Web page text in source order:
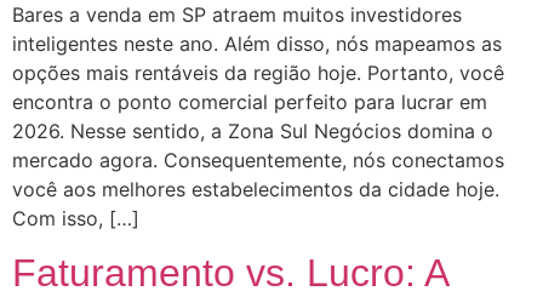
Bares a venda em SP atraem muitos investidores
inteligentes neste ano. Além disso, nós mapeamos as
opções mais rentáveis da região hoje. Portanto, você
encontra o ponto comercial perfeito para lucrar em
2026. Nesse sentido, a Zona Sul Negócios domina o
mercado agora. Consequentemente, nós conectamos
você aos melhores estabelecimentos da cidade hoje.
Com isso, […]
Faturamento vs. Lucro: A